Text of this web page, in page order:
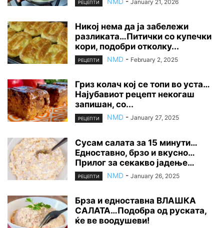
РЕЦЕПТИ January 21, 2026
Никој нема да ја забележи
разликата…Питички со купечки
кори, подобри отколку...
РЕЦЕПТИ NMD - February 2, 2025
Гриз колач кој се топи во уста…
Најубавиот рецепт некогаш
запишан, со...
РЕЦЕПТИ NMD - January 27, 2025
Сусам салата за 15 минути…
Едноставно, брзо и вкусно…
Прилог за секакво јадење…
РЕЦЕПТИ NMD - January 26, 2025
Брза и едноставна ВЛАШКА
САЛАТА…Подобра од руската,
ќе ве воодушеви!